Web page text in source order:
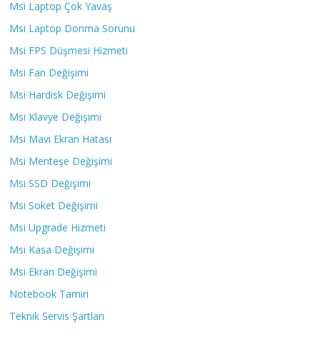
Msi Laptop Çok Yavaş
Msi Laptop Donma Sorunu
Msi FPS Düşmesi Hizmeti
Msi Fan Değişimi
Msi Hardisk Değişimi
Msi Klavye Değişimi
Msi Mavi Ekran Hatası
Msi Menteşe Değişimi
Msi SSD Değişimi
Msi Soket Değişimi
Msi Upgrade Hizmeti
Msi Kasa Değişimi
Msi Ekran Değişimi
Notebook Tamiri
Teknik Servis Şartları